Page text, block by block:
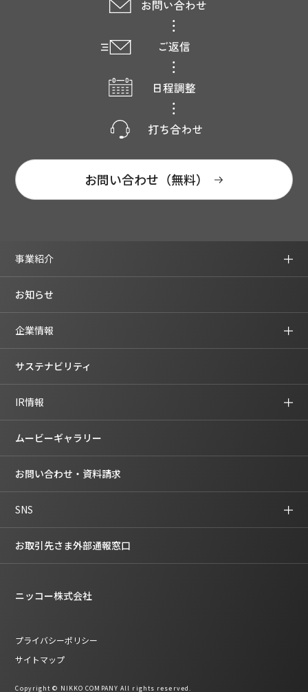
お問い合わせ（無料）
事業紹介
お知らせ
企業情報
サステナビリティ
IR情報
ムービーギャラリー
お問い合わせ・資料請求
SNS
お取引先さま外部通報窓口
ニッコー株式会社
プライバシーポリシー
サイトマップ
Copyright © NIKKO COMPANY All rights reserved.